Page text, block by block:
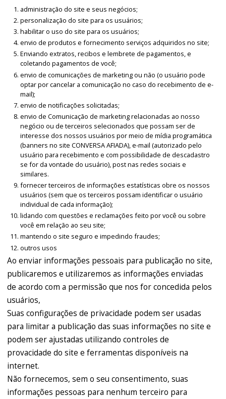
administração do site e seus negócios;
personalização do site para os usuários;
habilitar o uso do site para os usuários;
envio de produtos e fornecimento serviços adquiridos no site;
Enviando extratos, recibos e lembrete de pagamentos, e
coletando pagamentos de você;
envio de comunicações de marketing ou não (o usuário pode
optar por cancelar a comunicação no caso do recebimento de e-
mail);
envio de notificações solicitadas;
envio de Comunicação de marketing relacionadas ao nosso
negócio ou de terceiros selecionados que possam ser de
interesse dos nossos usuários por meio de mídia programática
(banners no site CONVERSA AFIADA), e-mail (autorizado pelo
usuário para recebimento e com possibilidade de descadastro
se for da vontade do usuário), post nas redes sociais e
similares.
fornecer terceiros de informações estatísticas obre os nossos
usuários (sem que os terceiros possam identificar o usuário
individual de cada informação);
lidando com questões e reclamações feito por você ou sobre
você em relação ao seu site;
mantendo o site seguro e impedindo fraudes;
outros usos
Ao enviar informações pessoais para publicação no site,
publicaremos e utilizaremos as informações enviadas
de acordo com a permissão que nos for concedida pelos
usuários,
Suas configurações de privacidade podem ser usadas
para limitar a publicação das suas informações no site e
podem ser ajustadas utilizando controles de
provacidade do site e ferramentas disponíveis na
internet.
Não fornecemos, sem o seu consentimento, suas
informações pessoas para nenhum terceiro para